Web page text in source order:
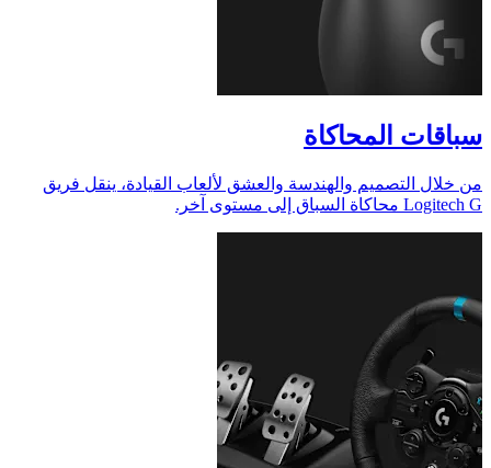
سباقات المحاكاة
من خلال التصميم والهندسة والعشق لألعاب القيادة، ينقل فريق